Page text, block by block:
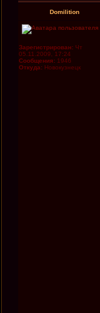
Domilition
Зарегистрирован: Чт
05.11.2009, 17:24
Сообщения: 1946
Откуда: Новокузнецк